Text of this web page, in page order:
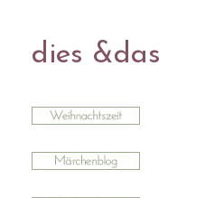
dies &das